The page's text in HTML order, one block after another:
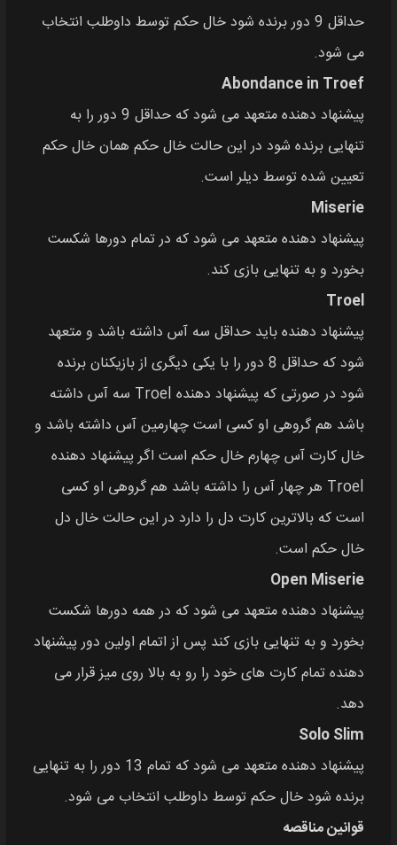
حداقل 9 دور برنده شود خال حکم توسط داوطلب انتخاب
می‌ شود.
Abondance in Troef
پیشنهاد دهنده متعهد می‌ شود که حداقل 9 دور را به
تنهایی برنده شود در این حالت خال حکم همان خال حکم
تعیین شده توسط دیلر است.
Miserie
پیشنهاد دهنده متعهد می‌ شود که در تمام دورها شکست
بخورد و به تنهایی بازی کند.
Troel
پیشنهاد دهنده باید حداقل سه آس داشته باشد و متعهد
شود که حداقل 8 دور را با یکی دیگری از بازیکنان برنده
شود در صورتی که پیشنهاد دهنده Troel سه آس داشته
باشد هم گروهی او کسی است چهارمین آس داشته باشد و
خال کارت آس چهارم خال حکم است اگر پیشنهاد دهنده
Troel هر چهار آس را داشته باشد هم گروهی او کسی
است که بالاترین کارت دل را دارد در این حالت خال دل
خال حکم است.
Open Miserie
پیشنهاد دهنده متعهد می‌ شود که در همه دورها شکست
بخورد و به تنهایی بازی کند پس از اتمام اولین دور پیشنهاد
دهنده تمام کارت‌ های خود را رو به بالا روی میز قرار می‌
دهد.
Solo Slim
پیشنهاد دهنده متعهد می‌ شود که تمام 13 دور را به تنهایی
برنده شود خال حکم توسط داوطلب انتخاب می‌ شود.
قوانین مناقصه